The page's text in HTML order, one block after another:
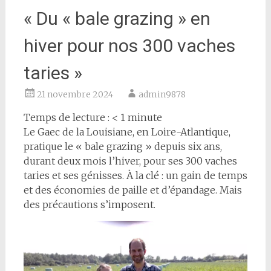
« Du « bale grazing » en
hiver pour nos 300 vaches
taries »
21 novembre 2024 admin9878
Temps de lecture : < 1 minute
Le Gaec de la Louisiane, en Loire-Atlantique,
pratique le « bale grazing » depuis six ans,
durant deux mois l’hiver, pour ses 300 vaches
taries et ses génisses. À la clé : un gain de temps
et des économies de paille et d’épandage. Mais
des précautions s’imposent.